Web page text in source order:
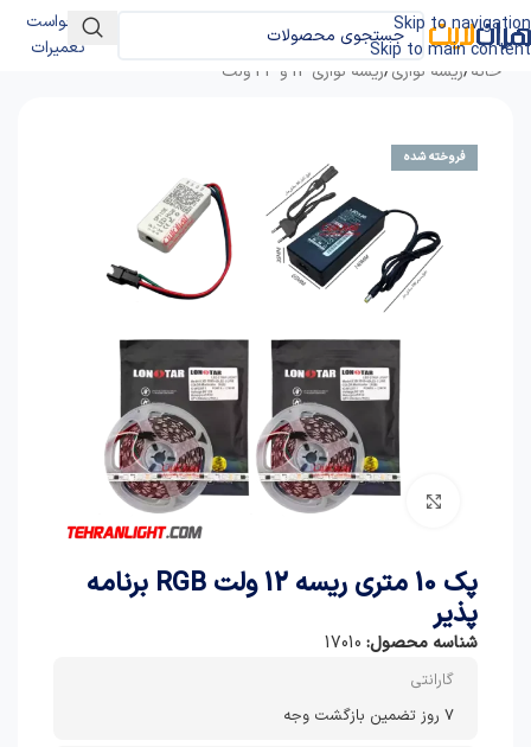
Skip to navigation
Skip to main content
درخواست
تعمیرات
خانه/ریسه نواری/ریسه نواری 12 و 24 ولت
فروخته شده
برای بزرگنمایی کلیک کنید
پک 10 متری ریسه 12 ولت RGB برنامه
پذیر
شناسه محصول: 17010
گارانتی
7 روز تضمین بازگشت وجه